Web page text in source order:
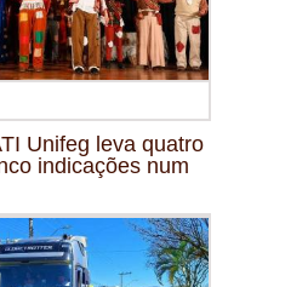
Unifeg leva quatro
indicações num